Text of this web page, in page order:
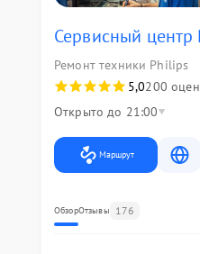
Сервисный центр
Ремонт техники Philips
5,0200
Открыто до 21:00
Маршрут
ОбзорОтзывы 176